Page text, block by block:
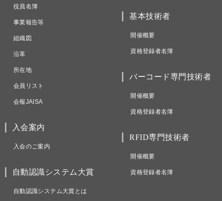
役員名簿
事業報告等
組織図
沿革
所在地
会員リスト
会報JAISA
入会案内
入会のご案内
自動認識システム大賞
自動認識システム大賞とは
基本技術者
開催概要
資格登録者名簿
バーコード専門技術者
開催概要
資格登録者名簿
RFID専門技術者
開催概要
資格登録者名簿